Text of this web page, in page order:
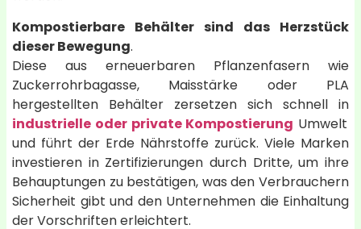
Kompostierbare Behälter sind das Herzstück
dieser Bewegung.
Diese aus erneuerbaren Pflanzenfasern wie
Zuckerrohrbagasse, Maisstärke oder PLA
hergestellten Behälter zersetzen sich schnell in
industrielle oder private Kompostierung Umwelt
und führt der Erde Nährstoffe zurück. Viele Marken
investieren in Zertifizierungen durch Dritte, um ihre
Behauptungen zu bestätigen, was den Verbrauchern
Sicherheit gibt und den Unternehmen die Einhaltung
der Vorschriften erleichtert.